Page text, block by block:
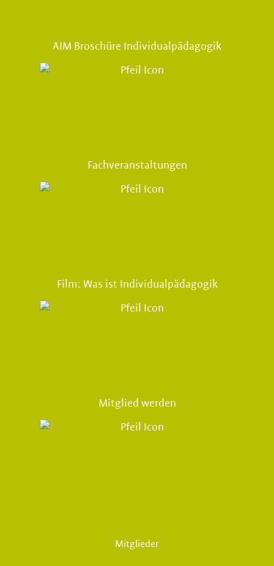
AIM Broschüre Individualpädagogik
Fachveranstaltungen
Film: Was ist Individualpädagogik
Mitglied werden
Mitglieder